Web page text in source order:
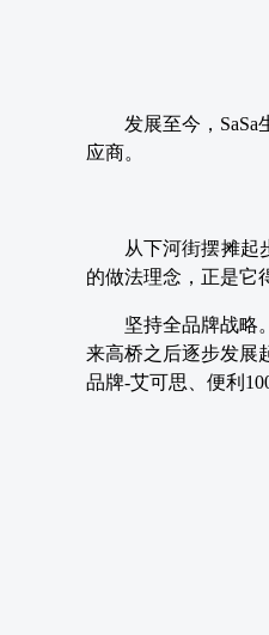
发展至今，
应商。
从下河街摆摊起
的做法理念，正是它
坚持全品牌战略
来高桥之后逐步发展
品牌-艾可思、便利